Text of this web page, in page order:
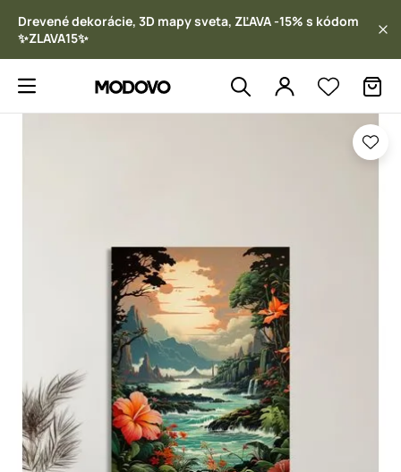
Drevené dekorácie, 3D mapy sveta, ZĽAVA -15% s kódom
✨ZLAVA15✨